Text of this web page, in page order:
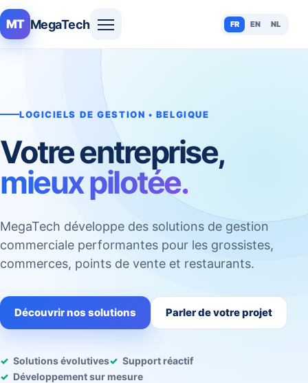
MT MegaTech FR EN NL
LOGICIELS DE GESTION • BELGIQUE
Votre entreprise,
mieux pilotée.
MegaTech développe des solutions de gestion
commerciale performantes pour les grossistes,
commerces, points de vente et restaurants.
Découvrir nos solutions Parler de votre projet
Solutions évolutives
Support réactif
Développement sur mesure